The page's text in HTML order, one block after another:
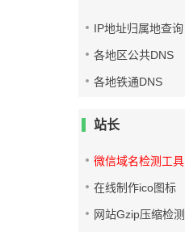
IP地址归属地查询
各地区公共DNS
各地铁通DNS
站长
微信域名检测工具
在线制作ico图标
网站Gzip压缩检测